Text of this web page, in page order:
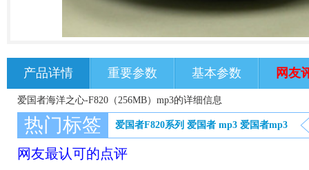
产品详情 重要参数 基本参数 网友
爱国者海洋之心-F820（256MB）mp3的详细信息
热门标签 爱国者F820系列 爱国者 mp3 爱国者mp3
网友最认可的点评